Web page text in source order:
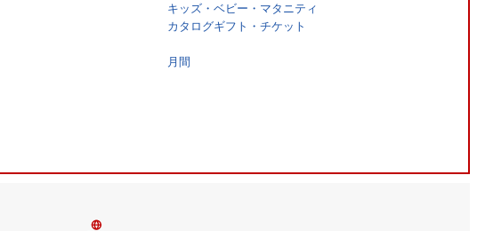
キッズ・ベビー・マタニティ
カタログギフト・チケット
月間